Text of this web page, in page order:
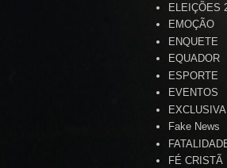
ELEIÇÕES
EMOÇÃO
ENQUETE
EQUADOR
ESPORTE
EVENTOS
EXCLUSIVA
Fake News
FÉ CRISTÃ